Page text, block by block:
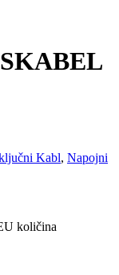
Kabl, Napojni
količina